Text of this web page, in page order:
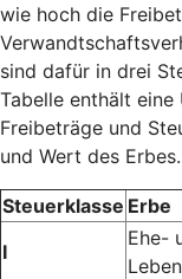
wie hoch die
sind dafür in drei
Tabelle enthält
Freibeträge und
und Wert des Erbes.
Steuerklasse Erbe
I
Ehe-